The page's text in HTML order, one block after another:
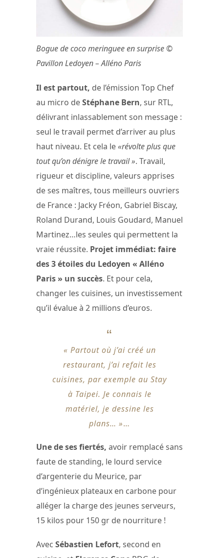
Bogue de coco meringuee en surprise ©
Pavillon Ledoyen – Alléno Paris
Il est partout, de l’émission Top Chef
au micro deStéphane Bern, sur RTL,
délivrant inlassablement son message :
seul le travail permet d’arriver au plus
haut niveau. Et cela le«révolte plus que
tout qu’on dénigre le travail ». Travail,
rigueur et discipline, valeurs apprises
de ses maîtres, tous meilleurs ouvriers
de France : Jacky Fréon, Gabriel Biscay,
Roland Durand, Louis Goudard, Manuel
Martinez…les seules qui permettent la
vraie réussite. Projet immédiat: faire
des 3 étoiles du Ledoyen « Alléno
Paris » un succès. Et pour cela,
changer les cuisines, un investissement
qu’il évalue à 2 millions d’euros.
« Partout où j’ai créé un
restaurant, j’ai refait les
cuisines, par exemple au Stay
à Taipei. Je connais le
matériel, je dessine les
plans… »…
Une de ses fiertés, avoir remplacé sans
faute de standing, le lourd service
d’argenterie du Meurice, par
d’ingénieux plateaux en carbone pour
alléger la charge des jeunes serveurs,
15 kilos pour 150 gr de nourriture !
Avec Sébastien Lefort, second en